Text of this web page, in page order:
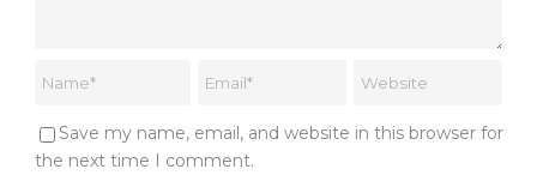
Save my name, email, and website in this browser for
the next time I comment.